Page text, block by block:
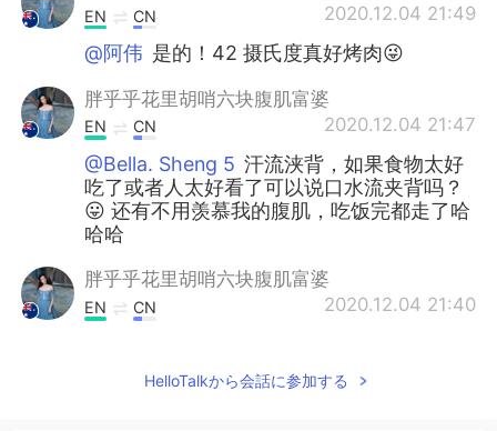
2020.12.04 21:49
EN CN
@阿伟 是的！42 摄氏度真好烤肉😜
胖乎乎花里胡哨六块腹肌富婆
2020.12.04 21:47
EN CN
@Bella. Sheng 5 汗流浃背，如果食物太好
吃了或者人太好看了可以说口水流夹背吗？
😛 还有不用羡慕我的腹肌，吃饭完都走了哈
哈哈
胖乎乎花里胡哨六块腹肌富婆
2020.12.04 21:40
EN CN
HelloTalkから会話に参加する